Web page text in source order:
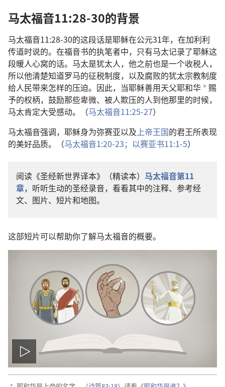
马太福音11:28-30的背景
马太福音11:28-30的这段话是耶稣在公元31年，在加利利
传道时说的。在福音书的执笔者中，只有马太记录了耶稣这
段暖人心窝的话。马太是犹太人，他之前也是一个收税人，
所以他清楚知道罗马的征税制度，以及腐败的犹太宗教制度
给人民带来怎样的压迫。因此，当耶稣善用天父耶和华 a 赐
予的权柄，鼓励那些卑微、被人欺压的人到他那里的时候，
马太肯定大受感动。（马太福音11:25-27）
马太福音强调，耶稣身为弥赛亚以及上帝王国的君王所表现
的美好品质。（马太福音1:20-23； 以赛亚书11:1-5）
阅读《圣经新世界译本》（精读本） 马太福音第11
章，听听生动的圣经录音，看看其中的注释、参考经
文、图片、短片和地图。
这部短片可以帮助你了解马太福音的概要。
播